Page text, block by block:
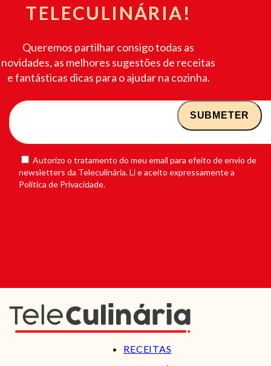
TELECULINÁRIA!
Queremos partilhar consigo todas as
novidades, as melhores sugestões de receitas
e fantásticas dicas para o ajudar na cozinha.
Autorizo o tratamento do meu email para efeito de envio de
newsletters da Teleculinária. Li e aceito expressamente a
Política de Privacidade.
RECEITAS